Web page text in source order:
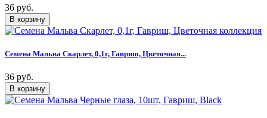
36 руб.
Семена Мальва Скарлет, 0,1г, Гавриш, Цветочная...
36 руб.